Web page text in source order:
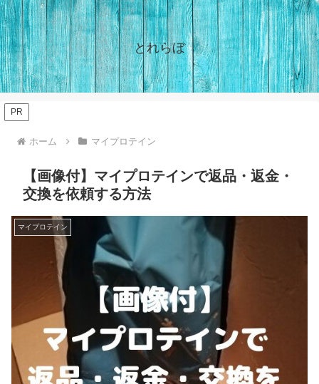
とれらぼ
ホーム マイプロテイン
PR
【画像付】マイプロテインで返品・返金・
交換を依頼する方法
マイプロテイン